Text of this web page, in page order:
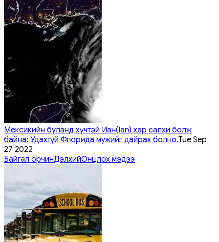
Мексикийн буланд хүчтэй Иан(Ian) хар салхи болж
байна: Удахгүй Флорида мужийг дайрах болно.Tue Sep
27 2022
Байгал орчинДэлхийОнцлох мэдээ